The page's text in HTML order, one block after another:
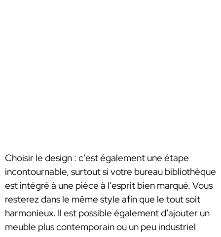
Choisir le design : c’est également une étape
incontournable, surtout si votre bureau bibliothèque
est intégré à une pièce à l’esprit bien marqué. Vous
resterez dans le même style afin que le tout soit
harmonieux. Il est possible également d’ajouter un
meuble plus contemporain ou un peu industriel